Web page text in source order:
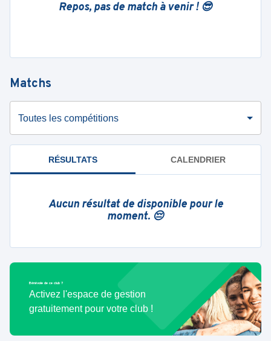
Repos, pas de match à venir ! 😎
Matchs
Toutes les compétitions
RÉSULTATS CALENDRIER
Aucun résultat de disponible pour le
moment. 😔
Bénévole de ce club ?
Activez l'espace de gestion
gratuitement pour votre club !